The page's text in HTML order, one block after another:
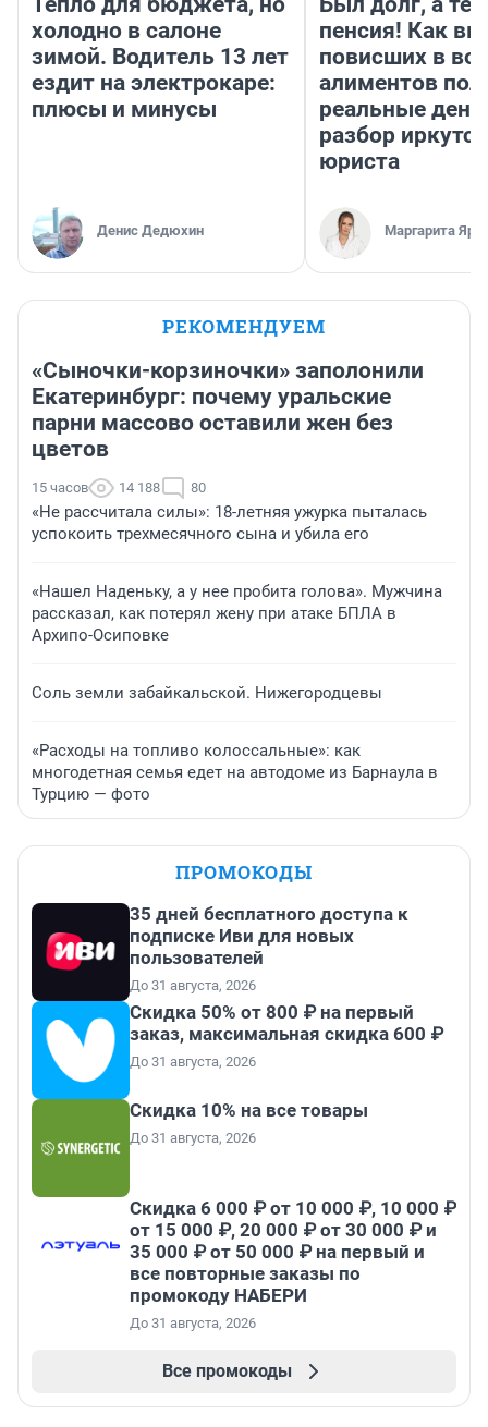
холодно в салоне
зимой. Водитель 13 лет
ездит на электрокаре:
плюсы и минусы
Денис Дедюхин
пенсия! Как
повисших в
алиментов
реальные
разбор
юриста
Маргарита
РЕКОМЕНДУЕМ
«Сыночки-корзиночки» заполонили
Екатеринбург: почему уральские
парни массово оставили жен без
цветов
15 часов 14 188 80
«Не рассчитала силы»: 18-летняя ужурка пыталась
успокоить трехмесячного сына и убила его
«Нашел Наденьку, а у нее пробита голова». Мужчина
рассказал, как потерял жену при атаке БПЛА в
Архипо-Осиповке
Соль земли забайкальской. Нижегородцевы
«Расходы на топливо колоссальные»: как
многодетная семья едет на автодоме из Барнаула в
Турцию — фото
ПРОМОКОДЫ
35 дней бесплатного доступа к
подписке Иви для новых
пользователей
До 31 августа, 2026
Скидка 50% от 800 ₽ на первый
заказ, максимальная скидка 600 ₽
До 31 августа, 2026
Скидка 10% на все товары
До 31 августа, 2026
Скидка 6 000 ₽ от 10 000 ₽, 10 000 ₽
от 15 000 ₽, 20 000 ₽ от 30 000 ₽ и
35 000 ₽ от 50 000 ₽ на первый и
все повторные заказы по
промокоду НАБЕРИ
До 31 августа, 2026
Все промокоды